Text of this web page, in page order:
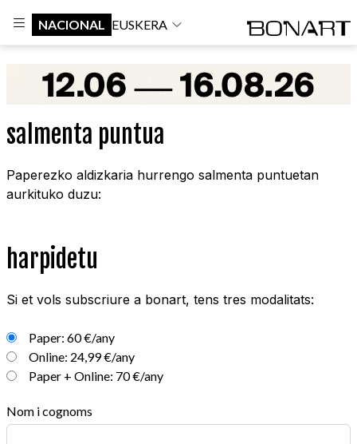
NACIONAL EUSKERA
salmenta puntua
Paperezko aldizkaria hurrengo salmenta puntuetan
aurkituko duzu:
harpidetu
Si et vols subscriure a bonart, tens tres modalitats:
Paper: 60 €/any
Online: 24,99 €/any
Paper + Online: 70 €/any
Nom i cognoms